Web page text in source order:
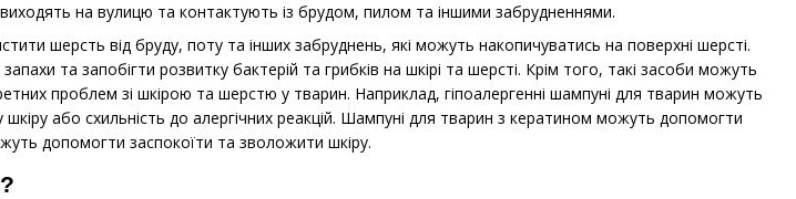
на вулицю та контактують із брудом, пилом та іншими забрудненнями.
шерсть від бруду, поту та інших забруднень, які можуть накопичуватись на поверхні шерсті.
та запобігти розвитку бактерій та грибків на шкірі та шерсті. Крім того, такі засоби можуть
проблем зі шкірою та шерстю у тварин. Наприклад, гіпоалергенні шампуні для тварин можуть
або схильність до алергічних реакцій. Шампуні для тварин з кератином можуть допомогти
допомогти заспокоїти та зволожити шкіру.